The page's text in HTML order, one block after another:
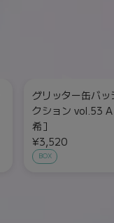
グリッター缶バ
クション vol.53
希］
¥3,520
BOX